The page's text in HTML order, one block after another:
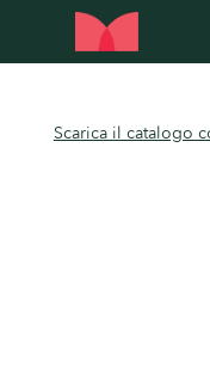
Scarica il catalogo